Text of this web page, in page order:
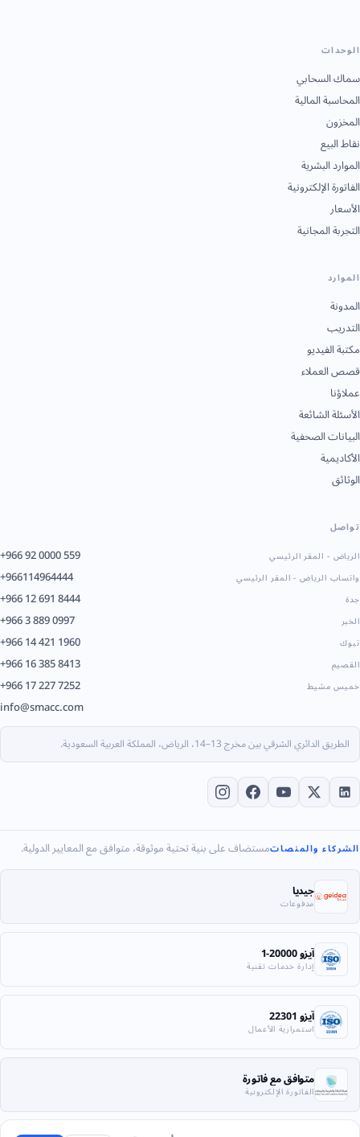
الوحدات
سماك السحابي
المحاسبة المالية
المخزون
نقاط البيع
الموارد البشرية
الفاتورة الإلكترونية
الأسعار
التجربة المجانية
الموارد
المدونة
التدريب
مكتبة الفيديو
قصص العملاء
عملاؤنا
الأسئلة الشائعة
البيانات الصحفية
الأكاديمية
الوثائق
تواصل
+966 92 0000 559 الرياض - المقر الرئيسي
+966114964444 واتساب الرياض - المقر الرئيسي
+966 12 691 8444 جدة
+966 3 889 0997 الخبر
+966 14 421 1960 تبوك
+966 16 385 8413 القصيم
+966 17 227 7252 خميس مشيط
info@smacc.com
الطريق الدائري الشرقي بين مخرج 13–14، الرياض، المملكة العربية السعودية.
الشركاء والمنصاتمستضاف على بنية تحتية موثوقة، متوافق مع المعايير الدولية.
جيديا
مدفوعات
آيزو 20000-1
إدارة خدمات تقنية
آيزو 22301
استمرارية الأعمال
متوافق مع فاتورة
الفاتورة الإلكترونية